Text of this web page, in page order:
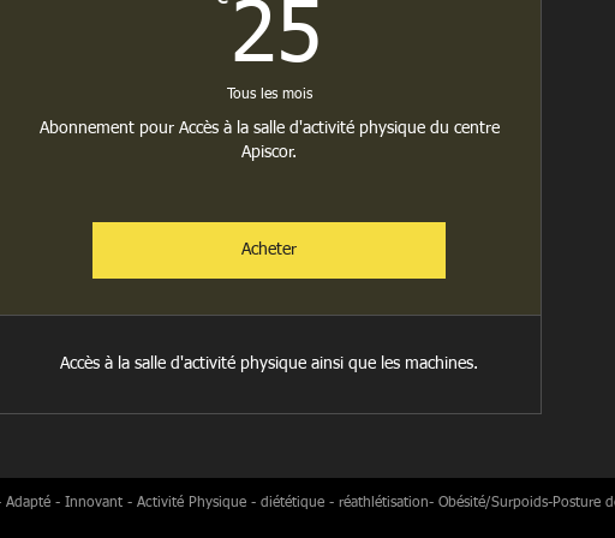
25
Tous les mois
Abonnement pour Accès à la salle d'activité physique du centre
Apiscor.
Acheter
Accès à la salle d'activité physique ainsi que les machines.
- Adapté - Innovant - Activité Physique - diététique - réathlétisation- Obésité/Surpoids-Posture